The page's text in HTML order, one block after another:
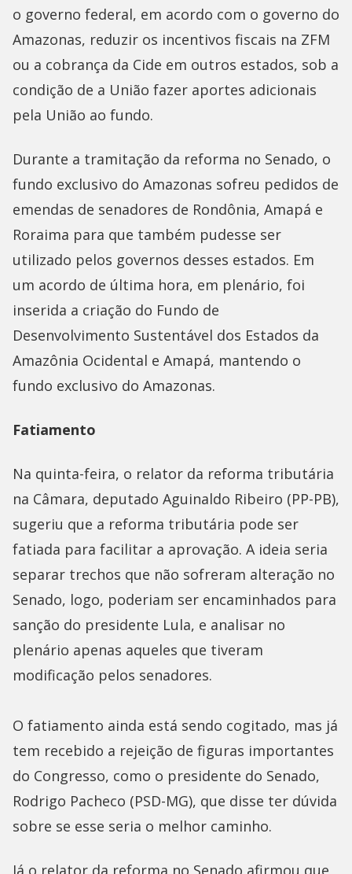
o governo federal, em acordo com o governo do
Amazonas, reduzir os incentivos fiscais na ZFM
ou a cobrança da Cide em outros estados, sob a
condição de a União fazer aportes adicionais
pela União ao fundo.
Durante a tramitação da reforma no Senado, o
fundo exclusivo do Amazonas sofreu pedidos de
emendas de senadores de Rondônia, Amapá e
Roraima para que também pudesse ser
utilizado pelos governos desses estados. Em
um acordo de última hora, em plenário, foi
inserida a criação do Fundo de
Desenvolvimento Sustentável dos Estados da
Amazônia Ocidental e Amapá, mantendo o
fundo exclusivo do Amazonas.
Fatiamento
Na quinta-feira, o relator da reforma tributária
na Câmara, deputado Aguinaldo Ribeiro (PP-PB),
sugeriu que a reforma tributária pode ser
fatiada para facilitar a aprovação. A ideia seria
separar trechos que não sofreram alteração no
Senado, logo, poderiam ser encaminhados para
sanção do presidente Lula, e analisar no
plenário apenas aqueles que tiveram
modificação pelos senadores.
O fatiamento ainda está sendo cogitado, mas já
tem recebido a rejeição de figuras importantes
do Congresso, como o presidente do Senado,
Rodrigo Pacheco (PSD-MG), que disse ter dúvida
sobre se esse seria o melhor caminho.
Já o relator da reforma no Senado afirmou que